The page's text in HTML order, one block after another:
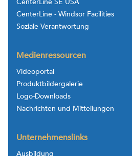
CenterLine - Windsor Facilities
Soziale Verantwortung
Medienressourcen
Videoportal
Produktbildergalerie
Logo-Downloads
Nachrichten und Mitteilungen
Unternehmenslinks
Ausbildung